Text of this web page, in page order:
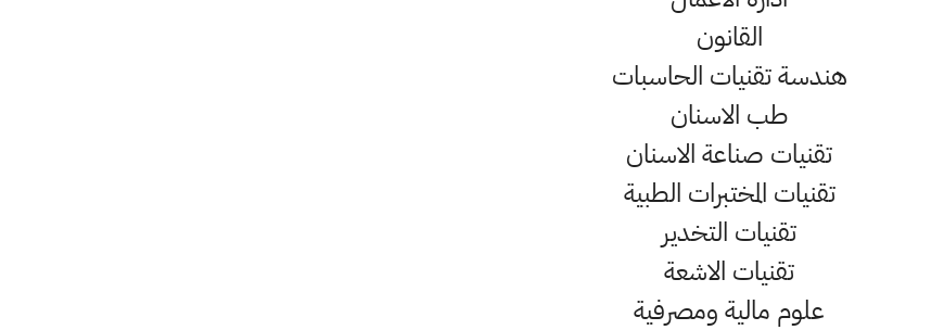
القانون
هندسة تقنيات الحاسبات
طب الاسنان
تقنيات صناعة الاسنان
تقنيات المختبرات الطبية
تقنيات التخدير
تقنيات الاشعة
علوم مالية ومصرفية